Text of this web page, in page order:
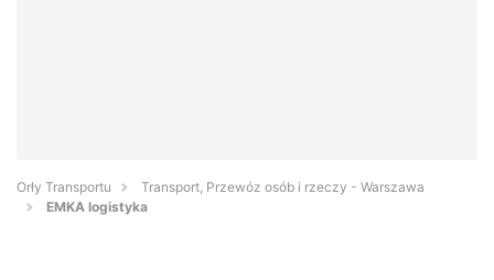
Orły Transportu
Transport, Przewóz osób i rzeczy - Warszawa
EMKA logistyka